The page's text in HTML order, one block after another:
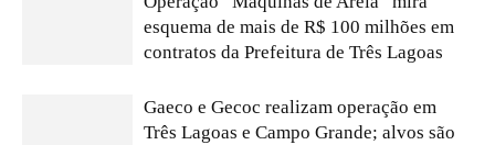
esquema de mais de R$ 100 milhões em
contratos da Prefeitura de Três Lagoas
Gaeco e Gecoc realizam operação em
Três Lagoas e Campo Grande; alvos são